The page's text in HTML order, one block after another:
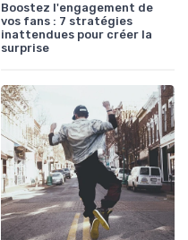
Boostez l'engagement de
vos fans : 7 stratégies
inattendues pour créer la
surprise